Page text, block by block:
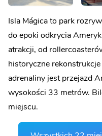
Isla Mágica to park
do epoki odkrycia
atrakcji, od
historyczne
adrenaliny jest przejazd
wysokości 33 metrów.
miejscu.